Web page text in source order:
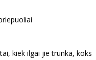
kiek ilgai jie trunka, koks